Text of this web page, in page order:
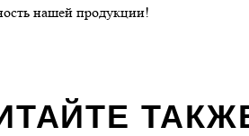
нашей продукции!